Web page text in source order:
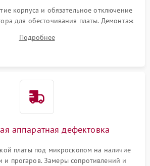
корпуса и обязательное отключение
для обесточивания платы. Демонтаж
термопасты с кристаллов чипов.
Подробнее
аппаратная дефектовка
платы под микроскопом на наличие
и прогаров. Замеры сопротивлений и